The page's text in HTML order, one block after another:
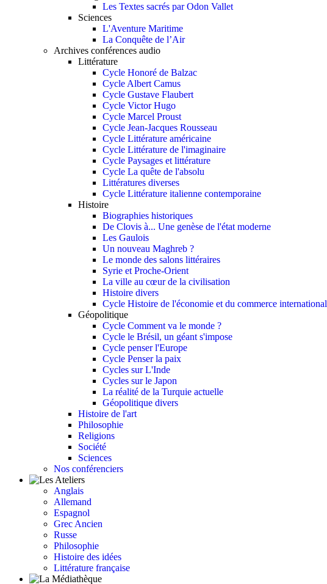
Les Textes sacrés par Odon Vallet
Sciences
L'Aventure Maritime
La Conquête de l’Air
Archives conférences audio
Littérature
Cycle Honoré de Balzac
Cycle Albert Camus
Cycle Gustave Flaubert
Cycle Victor Hugo
Cycle Marcel Proust
Cycle Jean-Jacques Rousseau
Cycle Littérature américaine
Cycle Littérature de l'imaginaire
Cycle Paysages et littérature
Cycle La quête de l'absolu
Littératures diverses
Cycle Littérature italienne contemporaine
Histoire
Biographies historiques
De Clovis à... Une genèse de l'état moderne
Les Gaulois
Un nouveau Maghreb ?
Le monde des salons littéraires
Syrie et Proche-Orient
La ville au cœur de la civilisation
Histoire divers
Cycle Histoire de l'économie et du commerce international
Géopolitique
Cycle Comment va le monde ?
Cycle le Brésil, un géant s'impose
Cycle penser l'Europe
Cycle Penser la paix
Cycles sur L'Inde
Cycles sur le Japon
La réalité de la Turquie actuelle
Géopolitique divers
Histoire de l'art
Philosophie
Religions
Société
Sciences
Nos conférenciers
Anglais
Allemand
Espagnol
Grec Ancien
Russe
Philosophie
Histoire des idées
Littérature française